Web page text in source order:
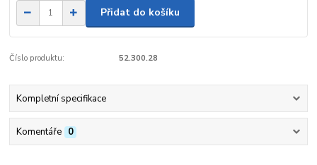
Přidat do košíku
Číslo produktu: 52.300.28
Kompletní specifikace
Komentáře 0